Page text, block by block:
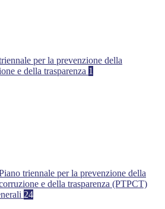
per la prevenzione della
e della trasparenza 1
triennale per la prevenzione della
e della trasparenza (PTPCT)
24